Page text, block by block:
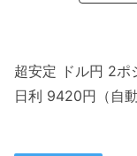
超安定 ドル円 2ポ
日利 9420円（自